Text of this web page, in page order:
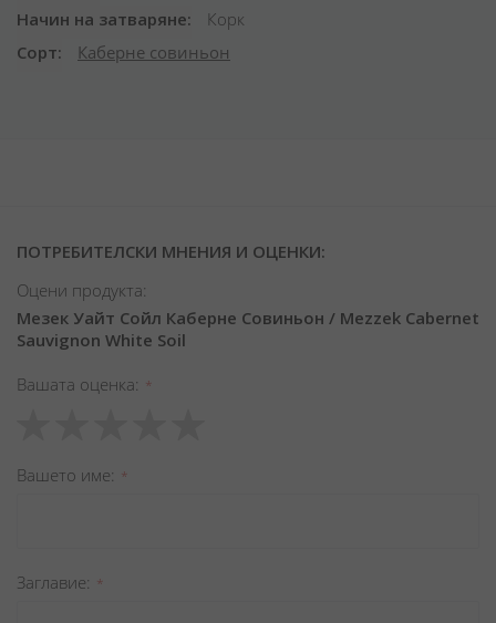
Начин на затваряне
Корк
Сорт
Каберне совиньон
ПОТРЕБИТЕЛСКИ МНЕНИЯ И ОЦЕНКИ:
Оцени продукта:
Мезек Уайт Сойл Каберне Совиньон / Mezzek Cabernet
Sauvignon White Soil
Вашата оценка
star
stars
stars
stars
stars
Вашето име
Заглавиe